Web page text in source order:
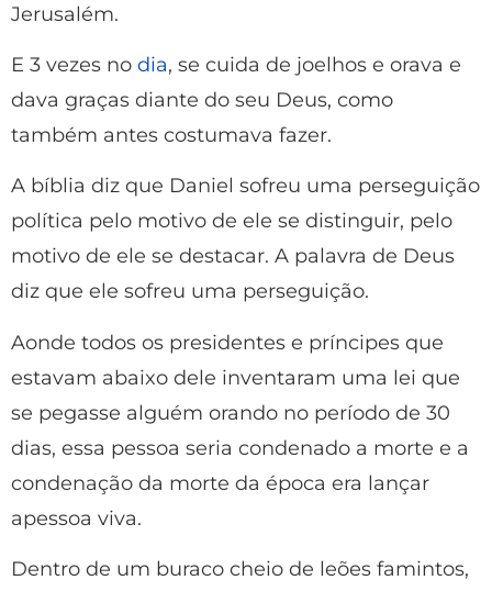
Jerusalém.
E 3 vezes no dia, se cuida de joelhos e orava e
dava graças diante do seu Deus, como
também antes costumava fazer.
A bíblia diz que Daniel sofreu uma perseguição
política pelo motivo de ele se distinguir, pelo
motivo de ele se destacar. A palavra de Deus
diz que ele sofreu uma perseguição.
Aonde todos os presidentes e príncipes que
estavam abaixo dele inventaram uma lei que
se pegasse alguém orando no período de 30
dias, essa pessoa seria condenado a morte e a
condenação da morte da época era lançar
apessoa viva.
Dentro de um buraco cheio de leões famintos,